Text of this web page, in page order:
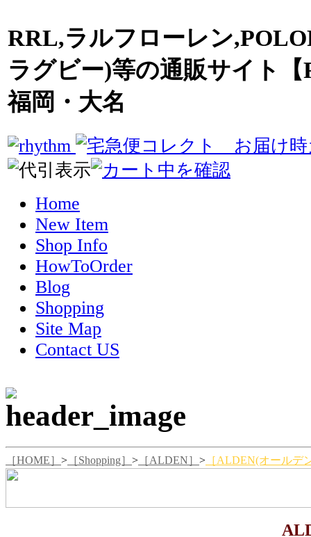
RRL,ラルフローレン
ラグビー)等の通販サイト
福岡・大名
Home
New Item
Shop Info
HowToOrder
Blog
Shopping
Site Map
Contact US
［HOME］ > ［Shopping］ > ［ALDEN］ > ［ALDEN(オールデ